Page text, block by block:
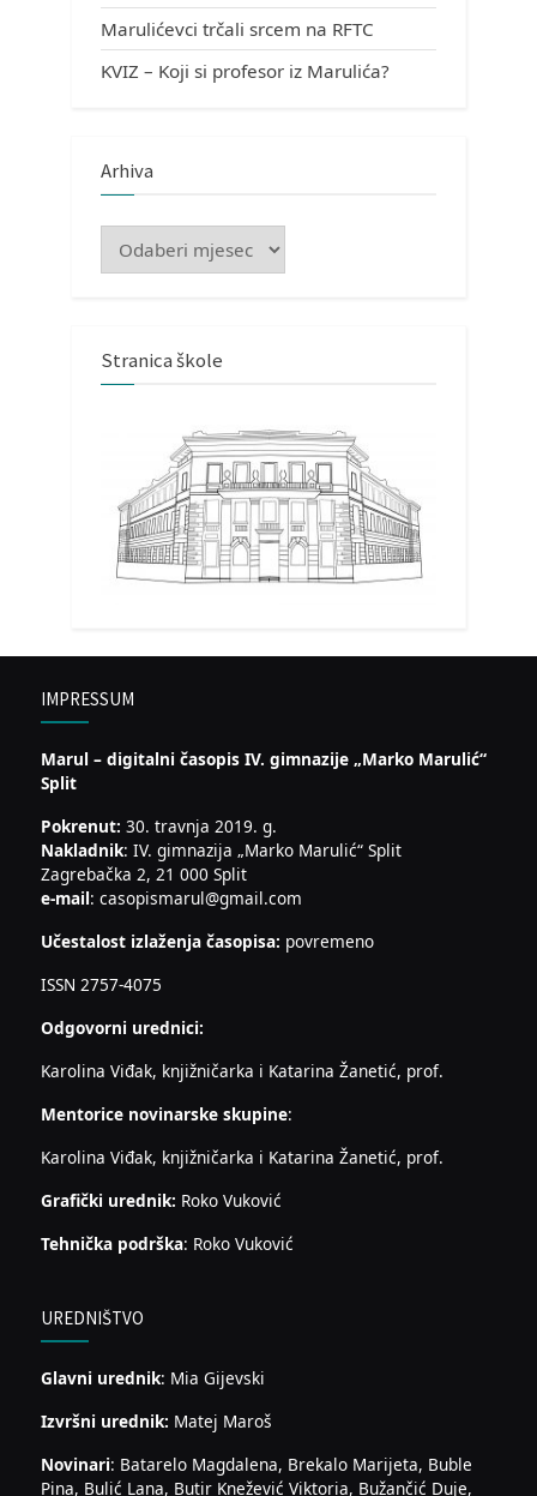
Marulićevci trčali srcem na RFTC
KVIZ – Koji si profesor iz Marulića?
Arhiva
Arhiva
Stranica škole
IMPRESSUM
Marul – digitalni časopis IV. gimnazije „Marko Marulić“
Split
Pokrenut: 30. travnja 2019. g.
Nakladnik: IV. gimnazija „Marko Marulić“ Split
Zagrebačka 2, 21 000 Split
e-mail: casopismarul@gmail.com
Učestalost izlaženja časopisa: povremeno
ISSN 2757-4075
Odgovorni urednici:
Karolina Viđak, knjižničarka i Katarina Žanetić, prof.
Mentorice novinarske skupine:
Karolina Viđak, knjižničarka i Katarina Žanetić, prof.
Grafički urednik: Roko Vuković
Tehnička podrška: Roko Vuković
UREDNIŠTVO
Glavni urednik: Mia Gijevski
Izvršni urednik: Matej Maroš
Novinari: Batarelo Magdalena, Brekalo Marijeta, Buble
Pina, Bulić Lana, Butir Knežević Viktoria, Bužančić Duje,